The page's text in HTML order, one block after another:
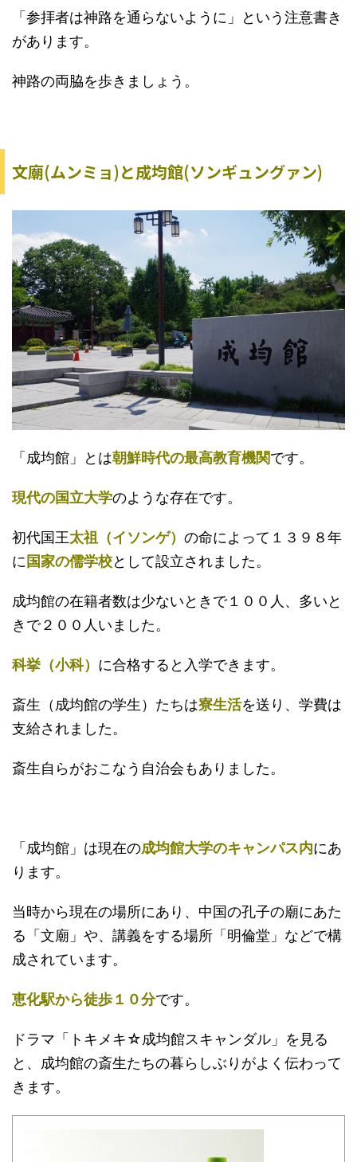
「参拝者は神路を通らないように」という注意書き
があります。
神路の両脇を歩きましょう。
文廟(ムンミョ)と成均館(ソンギュングァン)
「成均館」とは朝鮮時代の最高教育機関です。
現代の国立大学のような存在です。
初代国王太祖（イソンゲ） の命によって１３９８年
に国家の儒学校として設立されました。
成均館の在籍者数は少ないときで１００人、多いと
きで２００人いました。
科挙（小科） に合格すると入学できます。
斎生（成均館の学生）たちは寮生活を送り、学費は
支給されました。
斎生自らがおこなう自治会もありました。
「成均館」は現在の成均館大学のキャンパス内にあ
ります。
当時から現在の場所にあり、中国の孔子の廟にあた
る「文廟」や、講義をする場所「明倫堂」などで構
成されています。
恵化駅から徒歩１０分です。
ドラマ「トキメキ☆成均館スキャンダル」を見る
と、成均館の斎生たちの暮らしぶりがよく伝わって
きます。